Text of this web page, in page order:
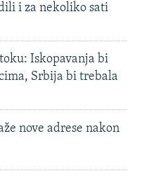
i za nekoliko sati
Iskopavanja bi
Srbija bi trebala
nove adrese nakon